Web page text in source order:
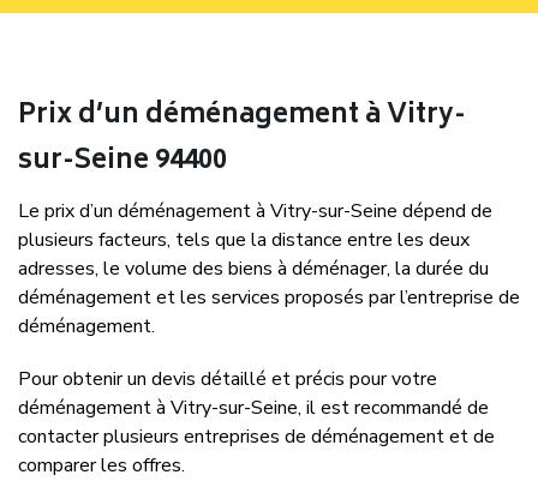
Prix d’un déménagement à Vitry-
sur-Seine 94400
Le prix d’un déménagement à Vitry-sur-Seine dépend de
plusieurs facteurs, tels que la distance entre les deux
adresses, le volume des biens à déménager, la durée du
déménagement et les services proposés par l’entreprise de
déménagement.
Pour obtenir un devis détaillé et précis pour votre
déménagement à Vitry-sur-Seine, il est recommandé de
contacter plusieurs entreprises de déménagement et de
comparer les offres.